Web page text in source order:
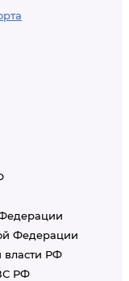
Федерации
власти РФ
РФ